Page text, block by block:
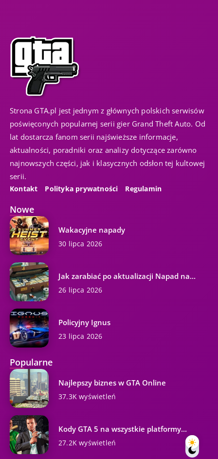
Strona GTA.pl jest jednym z głównych polskich serwisów
poświęconych popularnej serii gier Grand Theft Auto. Od
lat dostarcza fanom serii najświeższe informacje,
aktualności, poradniki oraz analizy dotyczące zarówno
najnowszych części, jak i klasycznych odsłon tej kultowej
serii.
Kontakt Polityka prywatności Regulamin
Nowe
Wakacyjne napady
30 lipca 2026
Jak zarabiać po aktualizacji Napad na...
26 lipca 2026
Policyjny Ignus
23 lipca 2026
Popularne
Najlepszy biznes w GTA Online
37.3K wyświetleń
Kody GTA 5 na wszystkie platformy...
27.2K wyświetleń